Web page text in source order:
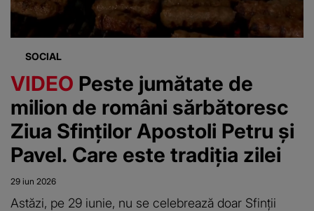
SOCIAL
VIDEO Peste jumătate de
milion de români sărbătoresc
Ziua Sfinților Apostoli Petru și
Pavel. Care este tradiția zilei
29 iun 2026
Astăzi, pe 29 iunie, nu se celebrează doar Sfinții